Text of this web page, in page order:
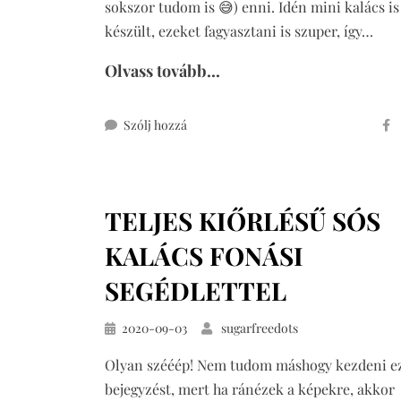
sokszor tudom is 😅) enni. Idén mini kalács is
készült, ezeket fagyasztani is szuper, így…
Olvass tovább...
Szólj hozzá
kiőrlésű
lisztből,
cukormentesen
TELJES KIŐRLÉSŰ SÓS
KALÁCS FONÁSI
SEGÉDLETTEL
Közzétéve
2020-09-03 sugarfreedots
Olyan szééép! Nem tudom máshogy kezdeni
bejegyzést, mert ha ránézek a képekre, akkor